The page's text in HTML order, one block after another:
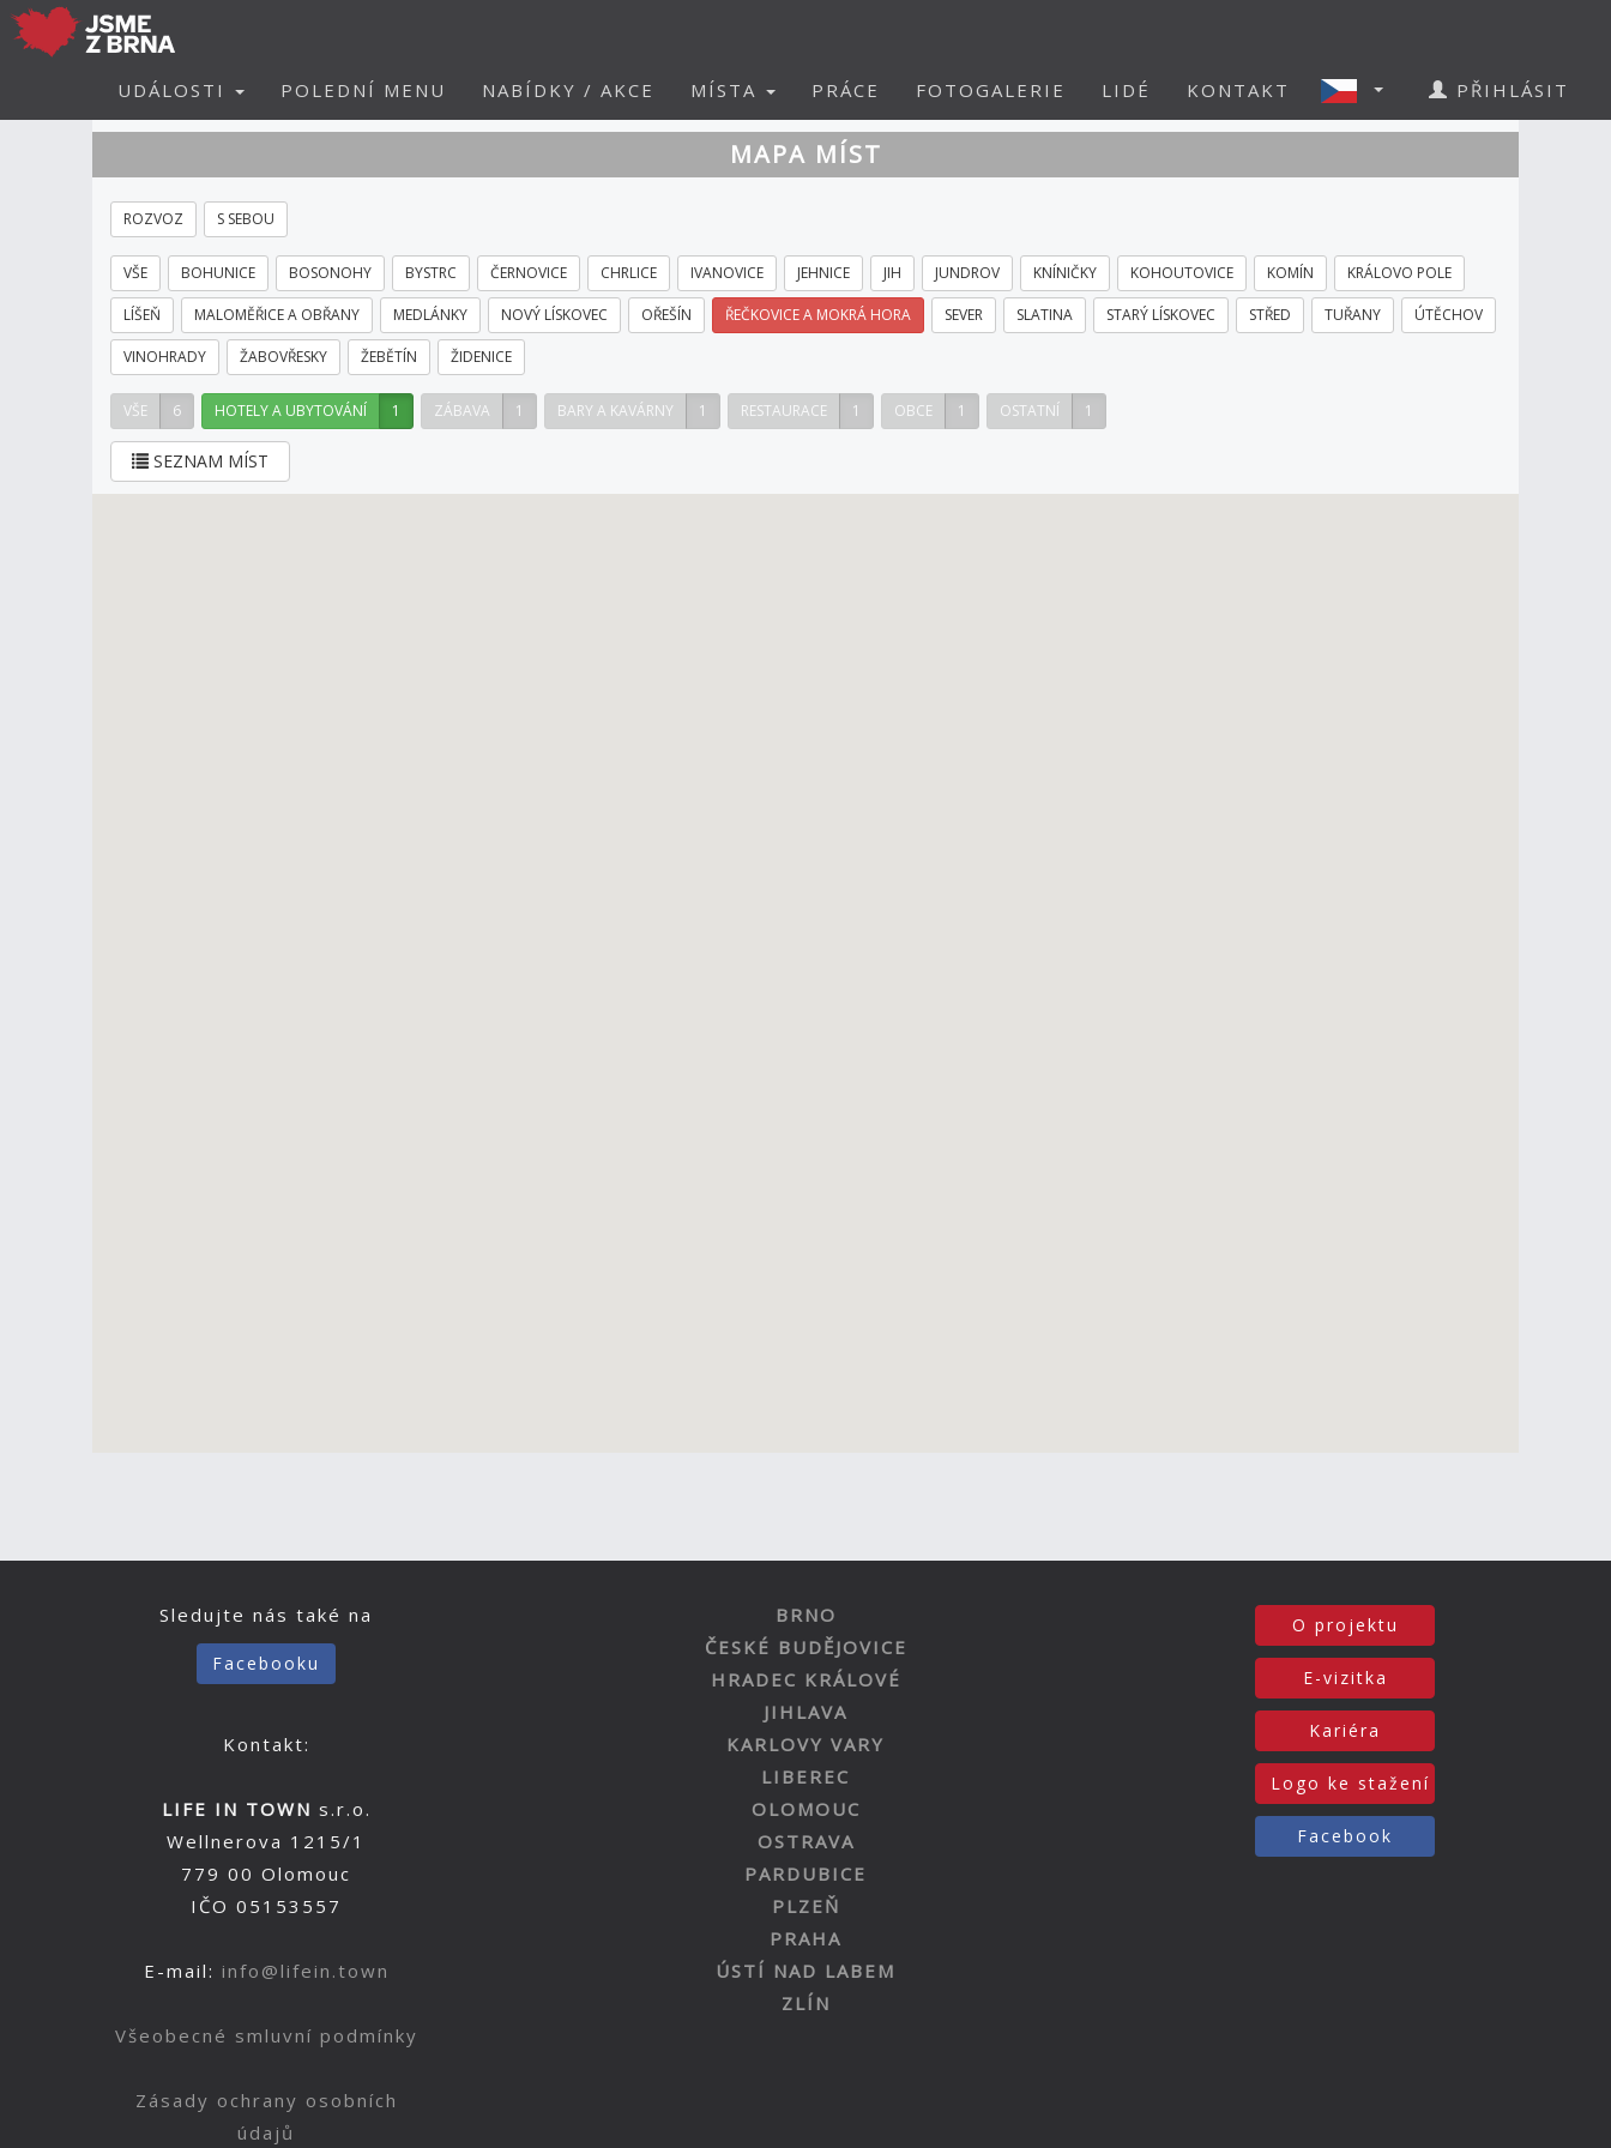
UDÁLOSTI POLEDNÍ MENU NABÍDKY / AKCE MÍSTA PRÁCE FOTOGALERIE LIDÉ KONTAKT PŘIHLÁSIT
MAPA MÍST
ROZVOZ S SEBOU
VŠE BOHUNICE BOSONOHY BYSTRC ČERNOVICE CHRLICE IVANOVICE JEHNICE JIH JUNDROV KNÍNIČKY KOHOUTOVICE KOMÍN KRÁLOVO POLE
LÍŠEŇ MALOMĚŘICE A OBŘANY MEDLÁNKY NOVÝ LÍSKOVEC OŘEŠÍN ŘEČKOVICE A MOKRÁ HORA SEVER SLATINA STARÝ LÍSKOVEC STŘED TUŘANY ÚTĚCHOV
VINOHRADY ŽABOVŘESKY ŽEBĚTÍN ŽIDENICE
VŠE 6 HOTELY A UBYTOVÁNÍ 1 ZÁBAVA 1 BARY A KAVÁRNY 1 RESTAURACE 1 OBCE 1 OSTATNÍ 1
SEZNAM MÍST
Sledujte nás také na
Facebooku
Kontakt:
LIFE IN TOWN s.r.o.
Wellnerova 1215/1
779 00 Olomouc
IČO 05153557
E-mail: info@lifein.town
Všeobecné smluvní podmínky
Zásady ochrany osobních
údajů
BRNO
ČESKÉ BUDĚJOVICE
HRADEC KRÁLOVÉ
JIHLAVA
KARLOVY VARY
LIBEREC
OLOMOUC
OSTRAVA
PARDUBICE
PLZEŇ
PRAHA
ÚSTÍ NAD LABEM
ZLÍN
O projektu
E-vizitka
Kariéra
Logo ke stažení
Facebook